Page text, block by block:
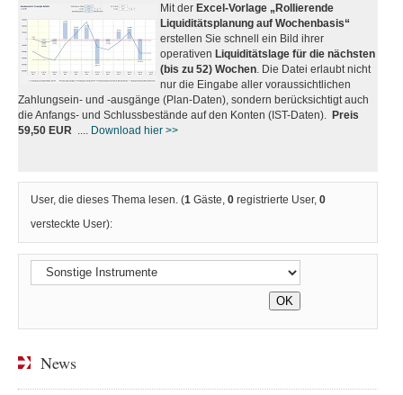
Mit der Excel-Vorlage „Rollierende
Liquiditätsplanung auf Wochenbasis“
erstellen Sie schnell ein Bild ihrer
operativen Liquiditätslage für die nächsten
(bis zu 52) Wochen . Die Datei erlaubt nicht
nur die Eingabe aller voraussichtlichen
Zahlungsein- und -ausgänge (Plan-Daten), sondern berücksichtigt auch
die Anfangs- und Schlussbestände auf den Konten (IST-Daten).
Preis
59,50 EUR
Download hier >>
User, die dieses Thema lesen. (1 Gäste,0 registrierte User,0
versteckte User):
News